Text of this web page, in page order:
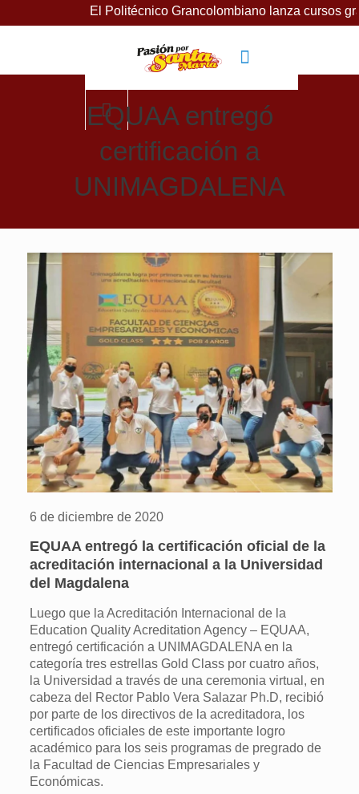
El Politécnico Grancolombiano lanza cursos gratuitos
EQUAA entregó
certificación a
UNIMAGDALENA
6 de diciembre de 2020
EQUAA entregó la certificación oficial de la
acreditación internacional a la Universidad
del Magdalena
Luego que la Acreditación Internacional de la
Education Quality Acreditation Agency – EQUAA,
entregó certificación a UNIMAGDALENA en la
categoría tres estrellas Gold Class por cuatro años,
la Universidad a través de una ceremonia virtual, en
cabeza del Rector Pablo Vera Salazar Ph.D, recibió
por parte de los directivos de la acreditadora, los
certificados oficiales de este importante logro
académico para los seis programas de pregrado de
la Facultad de Ciencias Empresariales y
Económicas.